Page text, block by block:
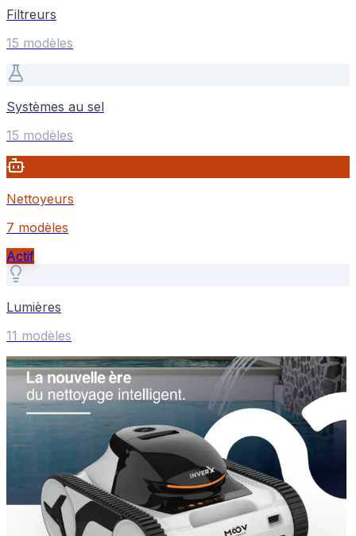
Filtreurs
15 modèles
Systèmes au sel
15 modèles
Nettoyeurs
7 modèles
Actif
Lumières
11 modèles